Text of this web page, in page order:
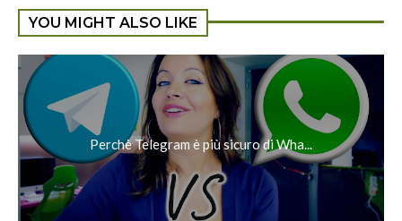
YOU MIGHT ALSO LIKE
Perchè Telegram è più sicuro di Wha...